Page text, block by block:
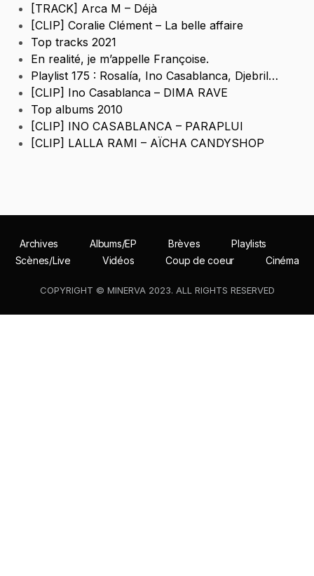
[TRACK] Arca M – Déjà
[CLIP] Coralie Clément – La belle affaire
Top tracks 2021
En realité, je m’appelle Françoise.
Playlist 175 : Rosalía, Ino Casablanca, Djebril…
[CLIP] Ino Casablanca – DIMA RAVE
Top albums 2010
[CLIP] INO CASABLANCA – PARAPLUI
[CLIP] LALLA RAMI – AÏCHA CANDYSHOP
Archives Albums/EP Brèves
Playlists
Scènes/Live
Vidéos Coup de coeur Cinéma
COPYRIGHT © MINERVA 2023. ALL RIGHTS RESERVED